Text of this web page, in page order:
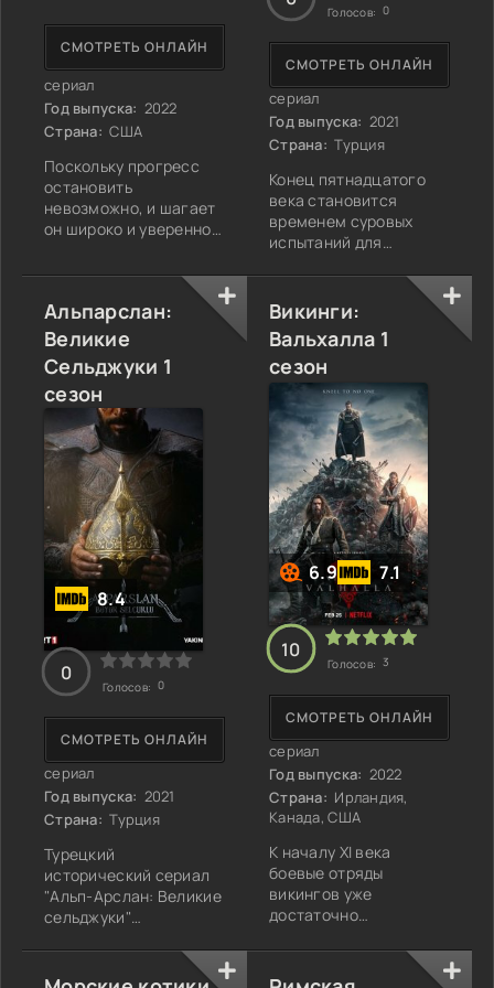
сериал
Год выпуска: 2022
Страна: США
Поскольку прогресс
остановить
невозможно, и шагает
он широко и уверенно,
территориях, и
благодаря
развивающейся
космической отрасли,
появляется
возможность начать
освоение ближних и
дальних планет.
Вскоре в разные
уголки галактики
направляются сперва
СМОТРЕТЬ ОНЛАЙН
сериал
Год выпуска: 2021
Страна: Турция
Конец пятнадцатого
века становится
временем суровых
испытаний для
государств
расположенных возле
Средиземного моря, и
уроженец острова
Лесбос Якуб
Ениджевардар с
юности отличающийся
страстью к
приключениям,
получает их сполна,
много лет отслужив на
флоте самого султана.
С возрастом он
СМОТРЕТЬ ОНЛАЙН
Голосов: 0
Альпарслан:
Великие
Сельджуки 1
сезон
8.4
сериал
Год выпуска: 2021
Страна: Турция
Турецкий
исторический сериал
"Альп-Арслан: Великие
сельджуки"
событиях,
произошедших в XI
СМОТРЕТЬ ОНЛАЙН
0
Голосов: 0
Викинги:
Вальхалла 1
сезон
6.9 7.1
сериал
Год выпуска: 2022
Страна: Ирландия,
Канада, США
К началу XI века
боевые отряды
викингов уже
достаточно
поселениями поморов
на восточных
СМОТРЕТЬ ОНЛАЙН
10
Голосов: 3